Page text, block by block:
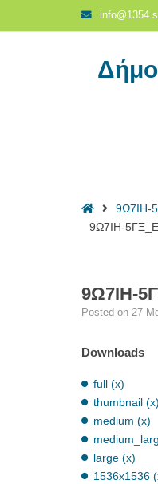
9Ω7ΙΗ-5ΓΞ_ΕΠΑΝΑΛ.
Home9Ω7ΙΗ-
9Ω7ΙΗ-
9Ω7ΙΗ-
Posted on 27
Downloads
full (x)
thumbnail (x)
medium (x)
large (x)
1536x1536